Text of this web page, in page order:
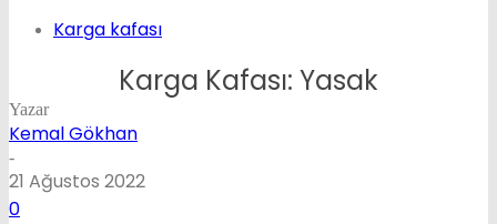
Karga kafası
Karga Kafası: Yasak
Yazar
Kemal Gökhan
-
21 Ağustos 2022
0